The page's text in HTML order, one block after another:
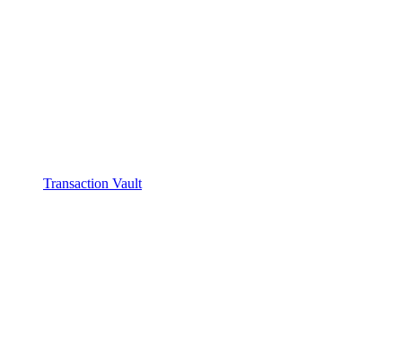
Transaction Vault